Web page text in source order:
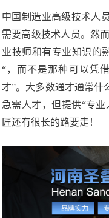
中国制造业高级技术人
需要高级技术人员。然
业技师和有专业知识的
“，而不是那种可以凭
才”。大多数通才通常什
急需人才，但提供“专
匠还有很长的路要走！